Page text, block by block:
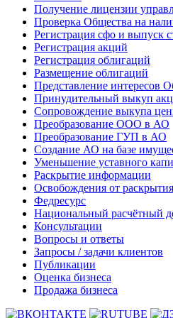
Получение лицензии
Проверка Общества на
Регистрация сфо и выпуск
Регистрация акций
Регистрация облигаций
Размещение облигаций
Представление интересов
Принудительный выкуп
Сопровождение выкупа
Преобразование ООО в АО
Преобразование ГУП в АО
Создание АО на базе
Уменьшение уставного
Раскрытие информации
Освобождения от
Федресурс
Национальный расчётный
Консультации
Вопросы и ответы
Запросы / задачи клиентов
Публикации
Оценка бизнеса
Продажа бизнеса